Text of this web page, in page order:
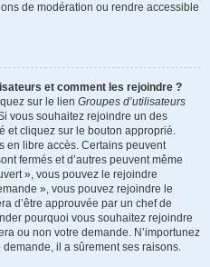
de modération ou rendre accessible
et comment les rejoindre ?
sur le lien Groupes d’utilisateurs
vous souhaitez rejoindre un des
et cliquez sur le bouton approprié.
en libre accès. Certains peuvent
fermés et d’autres peuvent même
», vous pouvez le rejoindre
», vous pouvez rejoindre le
d’être approuvée par un chef de
pourquoi vous souhaitez rejoindre
ou non votre demande. N’importunez
il a sûrement ses raisons.